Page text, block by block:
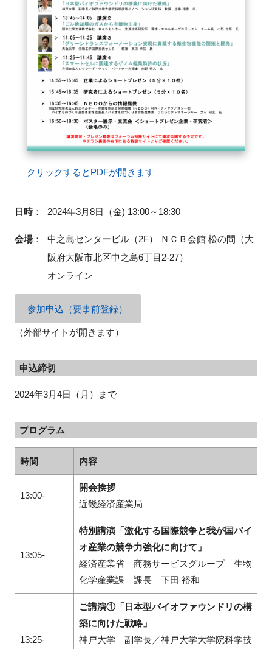
クリックするとPDFが開きます
日時： 2024年3月8日（金) 13:00～18:30
会場： 中之島センタービル（2F） ＮＣＢ会館 松の間（大
阪府大阪市北区中之島6丁目2-27）
オンライン
参加申込（要事前登録）
（外部サイトが開きます）
申込締切
2024年3月4日（月）まで
プログラム
時間 内容
13:00-
開会挨拶
近畿経済産業局
13:05-
特別講演「激化する国際競争と我が国バイ
オ産業の競争力強化に向けて」
経済産業省 商務サービスグループ 生物
化学産業課 課長 下田 裕和
13:25-
ご講演①「日本型バイオファウンドリの構
築に向けた戦略」
神戸大学 副学長／神戸大学大学院科学技